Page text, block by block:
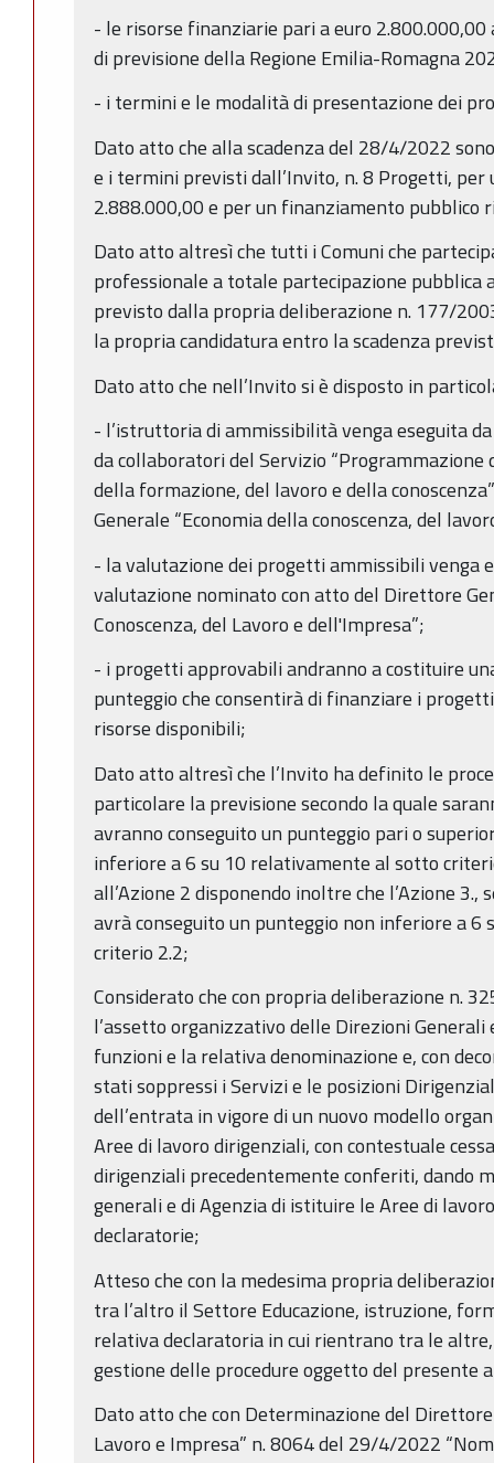
- le risorse finanziarie pari a euro
di previsione della Regione Emilia-Romagna
- i termini e le modalità di presentazione dei
Dato atto che alla scadenza del 28/4/2022
e i termini previsti dall’Invito, n. 8 Progetti, per
2.888.000,00 e per un finanziamento pubblico
Dato atto altresì che tutti i Comuni che
professionale a totale partecipazione pubblica
previsto dalla propria deliberazione n. 177/
la propria candidatura entro la scadenza
Dato atto che nell’Invito si è disposto in
- l’istruttoria di ammissibilità venga eseguita
da collaboratori del Servizio
della formazione, del lavoro e della
Generale “Economia della conoscenza, del
- la valutazione dei progetti ammissibili venga
valutazione nominato con atto del Direttore
Conoscenza, del Lavoro e dell'Impresa”;
- i progetti approvabili andranno a costituire
punteggio che consentirà di finanziare i
risorse disponibili;
Dato atto altresì che l’Invito ha definito le
particolare la previsione secondo la quale
avranno conseguito un punteggio pari o
inferiore a 6 su 10 relativamente al sotto
all’Azione 2 disponendo inoltre che l’Azione
avrà conseguito un punteggio non inferiore a
criterio 2.2;
Considerato che con propria deliberazione n.
l’assetto organizzativo delle Direzioni Generali
funzioni e la relativa denominazione e, con
stati soppressi i Servizi e le posizioni
dell’entrata in vigore di un nuovo modello
Aree di lavoro dirigenziali, con contestuale
dirigenziali precedentemente conferiti, dando
generali e di Agenzia di istituire le Aree di
declaratorie;
Atteso che con la medesima propria
tra l’altro il Settore Educazione, istruzione,
relativa declaratoria in cui rientrano tra le
gestione delle procedure oggetto del presente
Dato atto che con Determinazione del Direttore
Lavoro e Impresa” n. 8064 del 29/4/2022